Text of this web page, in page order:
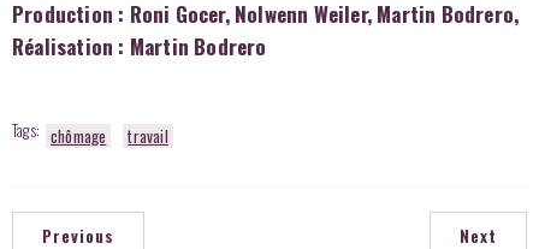
Production : Roni Gocer, Nolwenn Weiler, Martin Bodrero,
Réalisation : Martin Bodrero
Tags: chômage travail
Previous Next